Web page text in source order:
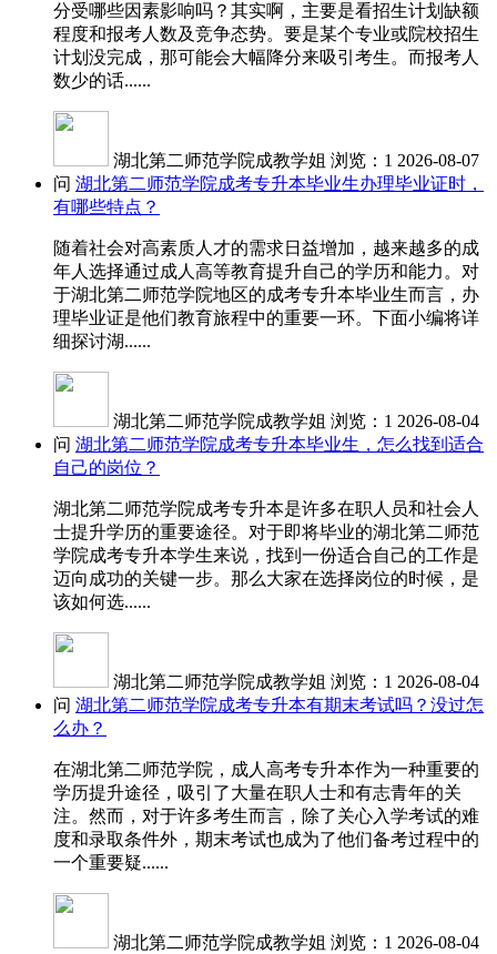
分受哪些因素影响吗？其实啊，主要是看招生计划缺额
程度和报考人数及竞争态势。要是某个专业或院校招生
计划没完成，那可能会大幅降分来吸引考生。而报考人
数少的话......
湖北第二师范学院成教学姐 浏览：1 2026-08-07
问 湖北第二师范学院成考专升本毕业生办理毕业证时，
有哪些特点？
随着社会对高素质人才的需求日益增加，越来越多的成
年人选择通过成人高等教育提升自己的学历和能力。对
于湖北第二师范学院地区的成考专升本毕业生而言，办
理毕业证是他们教育旅程中的重要一环。下面小编将详
细探讨湖......
湖北第二师范学院成教学姐 浏览：1 2026-08-04
问 湖北第二师范学院成考专升本毕业生，怎么找到适合
自己的岗位？
湖北第二师范学院成考专升本是许多在职人员和社会人
士提升学历的重要途径。对于即将毕业的湖北第二师范
学院成考专升本学生来说，找到一份适合自己的工作是
迈向成功的关键一步。那么大家在选择岗位的时候，是
该如何选......
湖北第二师范学院成教学姐 浏览：1 2026-08-04
问 湖北第二师范学院成考专升本有期末考试吗？没过怎
么办？
在湖北第二师范学院，成人高考专升本作为一种重要的
学历提升途径，吸引了大量在职人士和有志青年的关
注。然而，对于许多考生而言，除了关心入学考试的难
度和录取条件外，期末考试也成为了他们备考过程中的
一个重要疑......
湖北第二师范学院成教学姐 浏览：1 2026-08-04